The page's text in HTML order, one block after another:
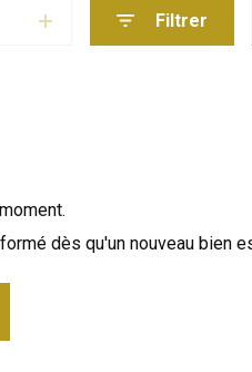
Filtrer
dès qu'un nouveau bien